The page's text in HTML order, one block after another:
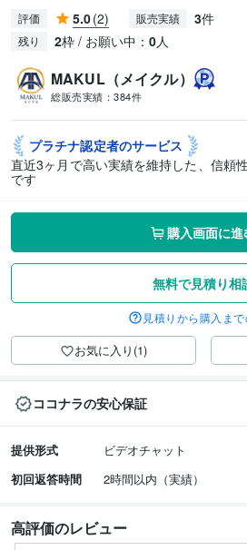
評価 5.0(2) 販売実績 3件
残り 2枠 / お願い中： 0人
MAKUL（メイクル）
総販売実績： 384件
プラチナ認定者のサービス
直近3ヶ月で高い実績を維持した、信頼
です
購入画面に進
無料で見積り相
見積りから購入ま
お気に入り(1)
ココナラの安心保証
提供形式
ビデオチャット
初回返答時間
2時間以内（実績）
高評価のレビュー